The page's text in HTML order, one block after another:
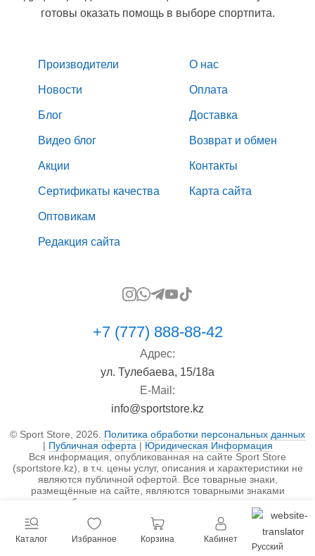
готовы оказать помощь в выборе спортпита.
Производители
Новости
Блог
Видео блог
Акции
Сертификаты качества
Оптовикам
Редакция сайта
О нас
Оплата
Доставка
Возврат и обмен
Контакты
Карта сайта
+7 (777) 888-88-42
Адрес:
ул. Тулебаева, 15/18а
E-Mail:
info@sportstore.kz
© Sport Store, 2026. Политика обработки персональных данных
| Публичная оферта| Юридическая Информация
Вся информация, опубликованная на сайте Sport Store
(sportstore.kz), в т.ч. цены услуг, описания и характеристики не
являются публичной офертой. Все товарные знаки,
размещённые на сайте, являются товарными знаками
правообладателя и используются исключительно в
Каталог Избранное Корзина Кабинет
Русский